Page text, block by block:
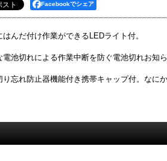
Facebookでシェア
んだ付け作業ができるLEDライト付。
池切れによる作業中断を防ぐ電池切れお知ら
忘れ防止器機能付き携帯キャップ付。なに